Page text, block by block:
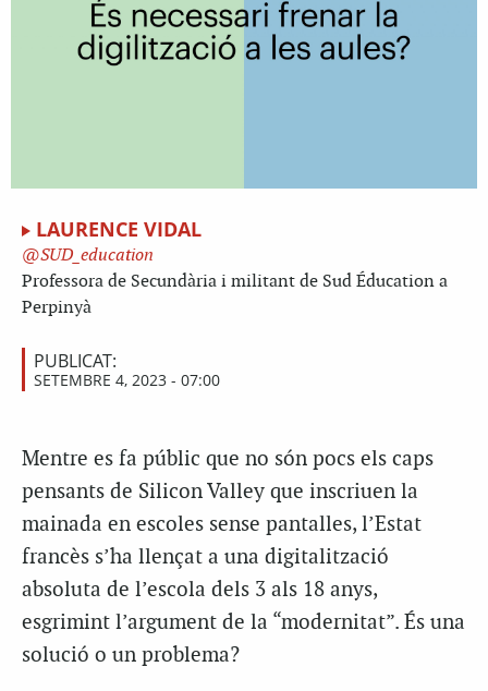
LAURENCE VIDAL
SUD_education
Professora de Secundària i militant de Sud Éducation a
Perpinyà
PUBLICAT:
SETEMBRE 4, 2023 - 07:00
Mentre es fa públic que no són pocs els caps
pensants de Silicon Valley que inscriuen la
mainada en escoles sense pantalles, l’Estat
francès s’ha llençat a una digitalització
absoluta de l’escola dels 3 als 18 anys,
esgrimint l’argument de la “modernitat”. És una
solució o un problema?